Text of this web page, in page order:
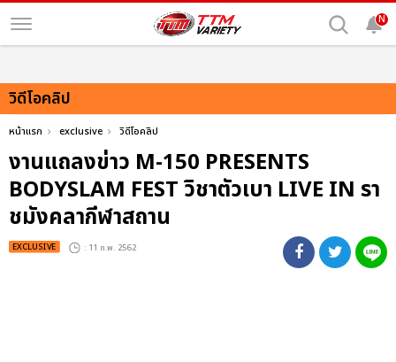
N
วิดีโอคลิป
หน้าแรก exclusive วิดีโอคลิป
งานแถลงข่าว M-150 PRESENTS
BODYSLAM FEST วิชาตัวเบา LIVE IN รา
ชมังคลากีฬาสถาน
EXCLUSIVE : 11 ก.พ. 2562